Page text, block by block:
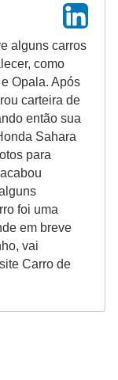
alguns carros
como
Opala. Após
carteira de
então sua
Sahara
para
foi uma
em breve
vai
Carro de